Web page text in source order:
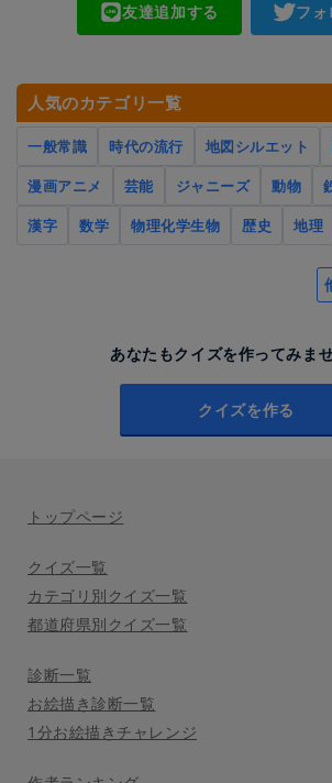
友達追加する フォ
人気のカテゴリ一覧
一般常識 時代の流行 地図シルエット
漫画アニメ
芸能 ジャニーズ 動物
漢字
数学 物理化学生物 歴史 地理
あなたもクイズを作ってみま
クイズを作る
トップページ
クイズ一覧
カテゴリ別クイズ一覧
都道府県別クイズ一覧
診断一覧
お絵描き診断一覧
1分お絵描きチャレンジ